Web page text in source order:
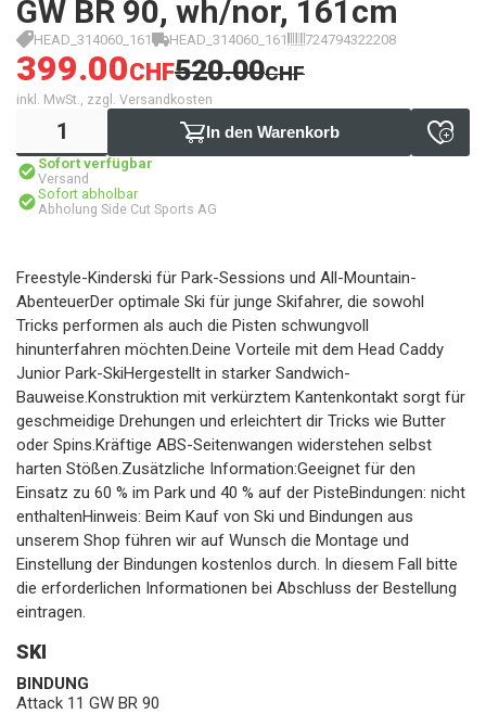
GW BR 90, wh/nor, 161cm
HEAD_314060_161 HEAD_314060_161 724794322208
399.00CHF520.00CHF
inkl. MwSt., zzgl. Versandkosten
In den Warenkorb
Sofort verfügbar
Versand
Sofort abholbar
Abholung Side Cut Sports AG
Freestyle-Kinderski für Park-Sessions und All-Mountain-
AbenteuerDer optimale Ski für junge Skifahrer, die sowohl
Tricks performen als auch die Pisten schwungvoll
hinunterfahren möchten.Deine Vorteile mit dem Head Caddy
Junior Park-SkiHergestellt in starker Sandwich-
Bauweise.Konstruktion mit verkürztem Kantenkontakt sorgt für
geschmeidige Drehungen und erleichtert dir Tricks wie Butter
oder Spins.Kräftige ABS-Seitenwangen widerstehen selbst
harten Stößen.Zusätzliche Information:Geeignet für den
Einsatz zu 60 % im Park und 40 % auf der PisteBindungen: nicht
enthaltenHinweis: Beim Kauf von Ski und Bindungen aus
unserem Shop führen wir auf Wunsch die Montage und
Einstellung der Bindungen kostenlos durch. In diesem Fall bitte
die erforderlichen Informationen bei Abschluss der Bestellung
eintragen.
SKI
BINDUNG
Attack 11 GW BR 90